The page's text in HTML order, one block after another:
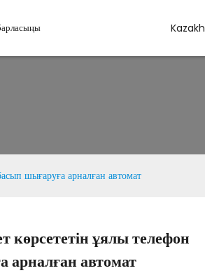
Kazakh
шығаруға арналған автомат
көрсететін ұялы телефон
автомат